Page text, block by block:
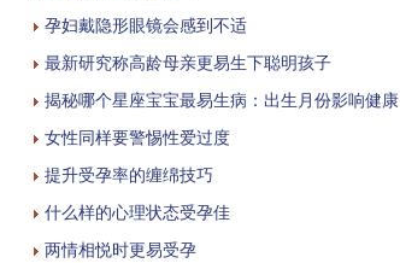
孕妇戴隐形眼镜会感到不适
最新研究称高龄母亲更易生下聪明孩子
揭秘哪个星座宝宝最易生病：出生月份影响健康
女性同样要警惕性爱过度
提升受孕率的缠绵技巧
什么样的心理状态受孕佳
两情相悦时更易受孕